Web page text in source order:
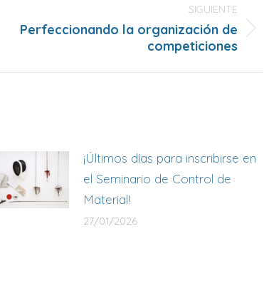
SIGUIENTE
Publicación
Perfeccionando la organización de
competiciones
¡Últimos días para inscribirse en
el Seminario de Control de
Material!
27/01/2026